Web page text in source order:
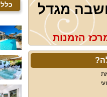
מגדל
הזמנות